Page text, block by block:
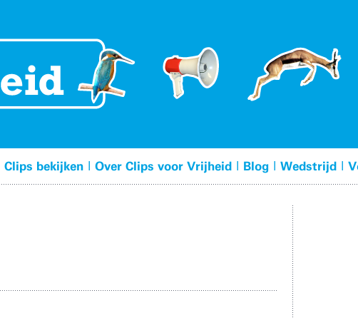
Clips bekijken | Over Clips voor Vrijheid | Blog | Wedstrijd |